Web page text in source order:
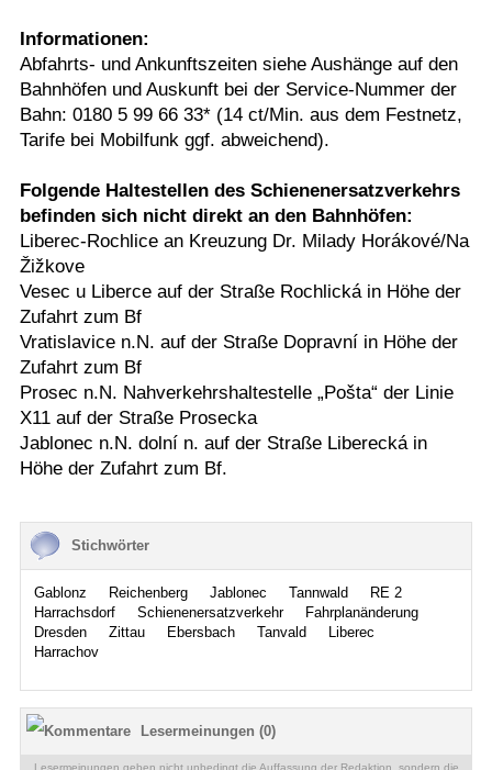
Informationen:
Abfahrts- und Ankunftszeiten siehe Aushänge auf den
Bahnhöfen und Auskunft bei der Service-Nummer der
Bahn: 0180 5 99 66 33* (14 ct/Min. aus dem Festnetz,
Tarife bei Mobilfunk ggf. abweichend).
Folgende Haltestellen des Schienenersatzverkehrs
befinden sich nicht direkt an den Bahnhöfen:
Liberec-Rochlice an Kreuzung Dr. Milady Horákové/Na
Žižkove
Vesec u Liberce auf der Straße Rochlická in Höhe der
Zufahrt zum Bf
Vratislavice n.N. auf der Straße Dopravní in Höhe der
Zufahrt zum Bf
Prosec n.N. Nahverkehrshaltestelle „Pošta“ der Linie
X11 auf der Straße Prosecka
Jablonec n.N. dolní n. auf der Straße Liberecká in
Höhe der Zufahrt zum Bf.
Stichwörter
Gablonz Reichenberg Jablonec Tannwald
RE 2
Harrachsdorf
Schienenersatzverkehr
Fahrplanänderung
Dresden
Zittau Ebersbach Tanvald
Liberec
Harrachov
Lesermeinungen (0)
Lesermeinungen geben nicht unbedingt die Auffassung der Redaktion, sondern die